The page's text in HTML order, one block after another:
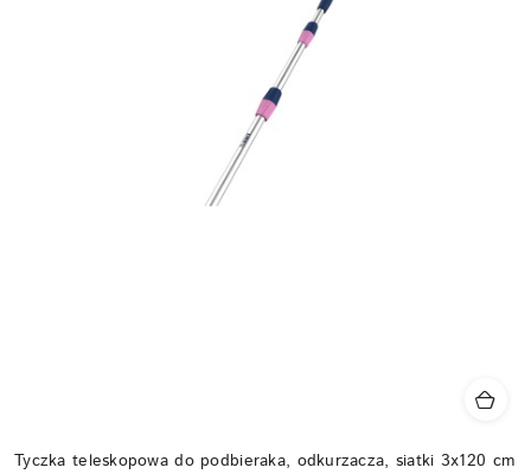
Tyczka teleskopowa do podbieraka, odkurzacza, siatki 3x120 cm